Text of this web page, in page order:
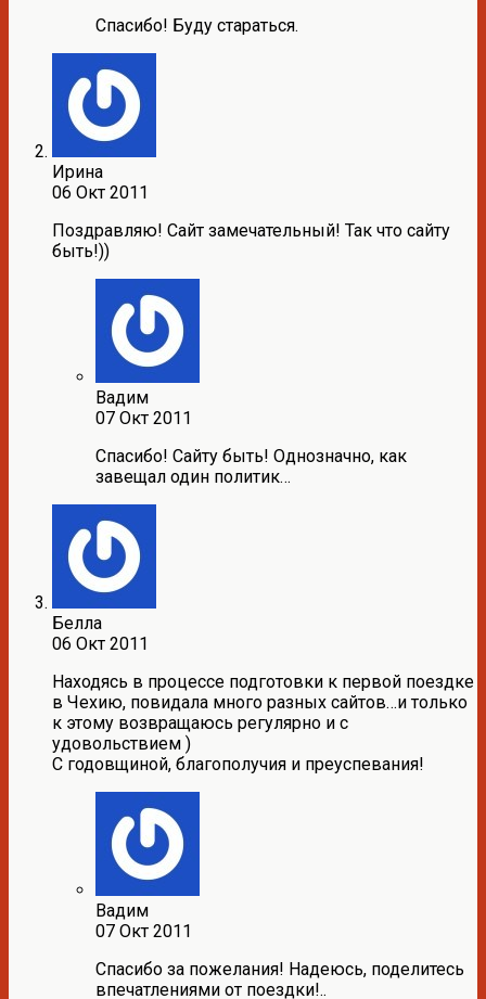
Спасибо! Буду стараться.
Ирина
06 Окт 2011
Поздравляю! Сайт замечательный! Так что сайту
быть!))
Вадим
07 Окт 2011
Спасибо! Сайту быть! Однозначно, как
завещал один политик…
Белла
06 Окт 2011
Находясь в процессе подготовки к первой поездке
в Чехию, повидала много разных сайтов…и только
к этому возвращаюсь регулярно и с
удовольствием )
С годовщиной, благополучия и преуспевания!
Вадим
07 Окт 2011
Спасибо за пожелания! Надеюсь, поделитесь
впечатлениями от поездки!..